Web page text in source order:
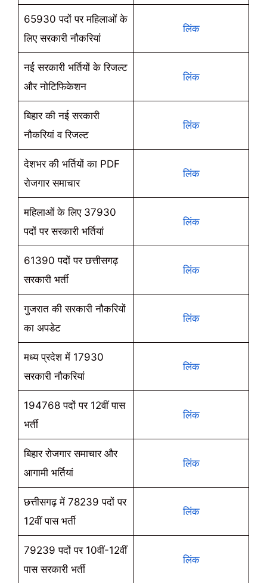
65930 पदों पर महिलाओं के
लिए सरकारी नौकरियां
लिंक
नई सरकारी भर्तियों के रिजल्ट
और नोटिफिकेशन
लिंक
बिहार की नई सरकारी
नौकरियां व रिजल्ट
लिंक
देशभर की भर्तियों का PDF
रोजगार समाचार
लिंक
महिलाओं के लिए 37930
पदों पर सरकारी भर्तियां
लिंक
61390 पदों पर छत्तीसगढ़
सरकारी भर्ती
लिंक
गुजरात की सरकारी नौकरियों
का अपडेट
लिंक
मध्य प्रदेश में 17930
सरकारी नौकरियां
लिंक
194768 पदों पर 12वीं पास
भर्ती
लिंक
बिहार रोजगार समाचार और
आगामी भर्तियां
लिंक
छत्तीसगढ़ में 78239 पदों पर
12वीं पास भर्ती
लिंक
79239 पदों पर 10वीं-12वीं
पास सरकारी भर्ती
लिंक